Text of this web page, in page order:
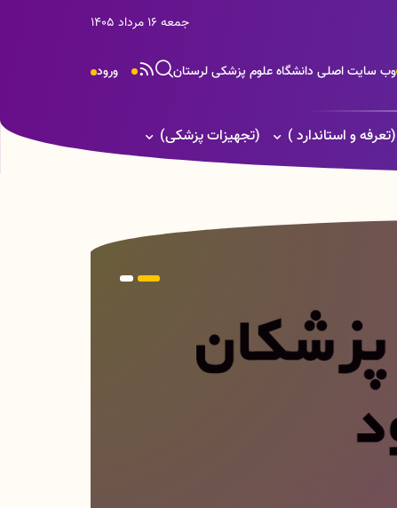
جمعه 16 مرداد 1405
ورود وب سایت اصلی دانشگاه علوم پزشکی لرستان
(تعرفه و استاندارد ) (تجهیزات پزشکی)